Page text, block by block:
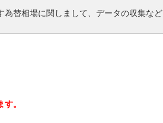
替相場に関しまして、データの収集など
。